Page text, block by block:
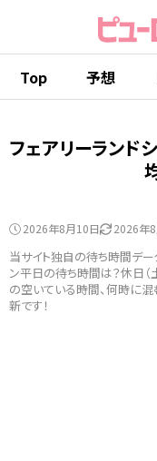
Top 予想
フェアリーランド
2026年8月10日 2026年
当サイト独自の待ち時間デー
ン平日の待ち時間は？休日（
の空いている時間、何時に
新です！